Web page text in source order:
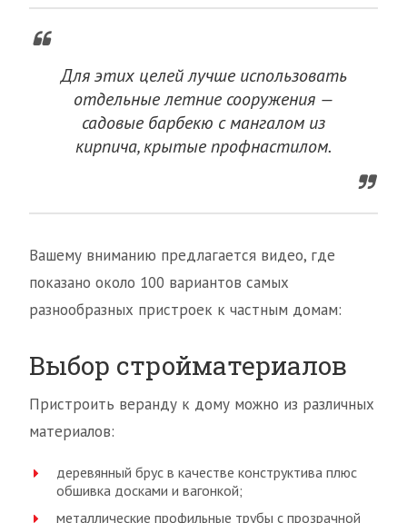
Для этих целей лучше использовать
отдельные летние сооружения —
садовые барбекю с мангалом из
кирпича, крытые профнастилом.
Вашему вниманию предлагается видео, где
показано около 100 вариантов самых
разнообразных пристроек к частным домам:
Выбор стройматериалов
Пристроить веранду к дому можно из различных
материалов:
деревянный брус в качестве конструктива плюс
обшивка досками и вагонкой;
металлические профильные трубы с прозрачной